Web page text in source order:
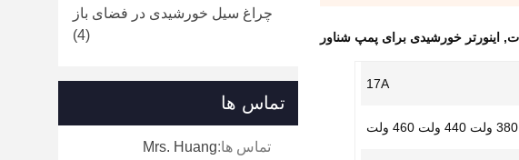
, اینورتر خورشیدی برای پمپ شناور
17A
380 ولت 440 ولت 460 ولت
چراغ سیل خورشیدی در فضای باز
(4)
تماس ها
تماس ها:Mrs. Huang